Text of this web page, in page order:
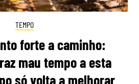
TEMPO
forte a caminho:
mau tempo a esta
só volta a melhorar